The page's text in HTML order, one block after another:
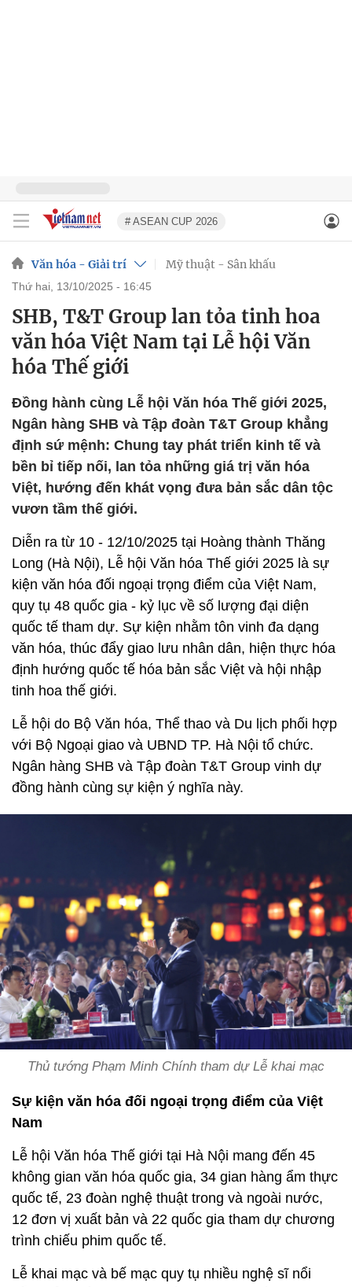
# ASEAN CUP 2026
Văn hóa - Giải trí Mỹ thuật - Sân khấu
thứ hai, 13/10/2025 - 16:45
SHB, T&T Group lan tỏa tinh hoa
văn hóa Việt Nam tại Lễ hội Văn
hóa Thế giới
Đồng hành cùng Lễ hội Văn hóa Thế giới 2025,
Ngân hàng SHB và Tập đoàn T&T Group khẳng
định sứ mệnh: Chung tay phát triển kinh tế và
bền bỉ tiếp nối, lan tỏa những giá trị văn hóa
Việt, hướng đến khát vọng đưa bản sắc dân tộc
vươn tầm thế giới.
Diễn ra từ 10 - 12/10/2025 tại Hoàng thành Thăng
Long (Hà Nội), Lễ hội Văn hóa Thế giới 2025 là sự
kiện văn hóa đối ngoại trọng điểm của Việt Nam,
quy tụ 48 quốc gia - kỷ lục về số lượng đại diện
quốc tế tham dự. Sự kiện nhằm tôn vinh đa dạng
văn hóa, thúc đẩy giao lưu nhân dân, hiện thực hóa
định hướng quốc tế hóa bản sắc Việt và hội nhập
tinh hoa thế giới.
Lễ hội do Bộ Văn hóa, Thể thao và Du lịch phối hợp
với Bộ Ngoại giao và UBND TP. Hà Nội tổ chức.
Ngân hàng SHB và Tập đoàn T&T Group vinh dự
đồng hành cùng sự kiện ý nghĩa này.
Thủ tướng Phạm Minh Chính tham dự Lễ khai mạc
Sự kiện văn hóa đối ngoại trọng điểm của Việt
Nam
Lễ hội Văn hóa Thế giới tại Hà Nội mang đến 45
không gian văn hóa quốc gia, 34 gian hàng ẩm thực
quốc tế, 23 đoàn nghệ thuật trong và ngoài nước,
12 đơn vị xuất bản và 22 quốc gia tham dự chương
trình chiếu phim quốc tế.
Lễ khai mạc và bế mạc quy tụ nhiều nghệ sĩ nổi